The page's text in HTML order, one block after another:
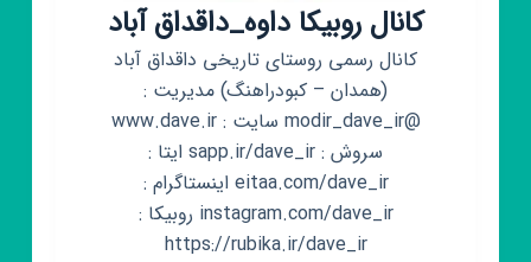
کانال روبیکا داوه_داقداق آباد
کانال رسمی روستای تاریخی داقداق آباد
(همدان – کبودراهنگ) مدیریت :
@modir_dave_ir سایت : www.dave.ir
سروش : sapp.ir/dave_ir ایتا :
eitaa.com/dave_ir اینستاگرام :
instagram.com/dave_ir روبیکا :
https://rubika.ir/dave_ir